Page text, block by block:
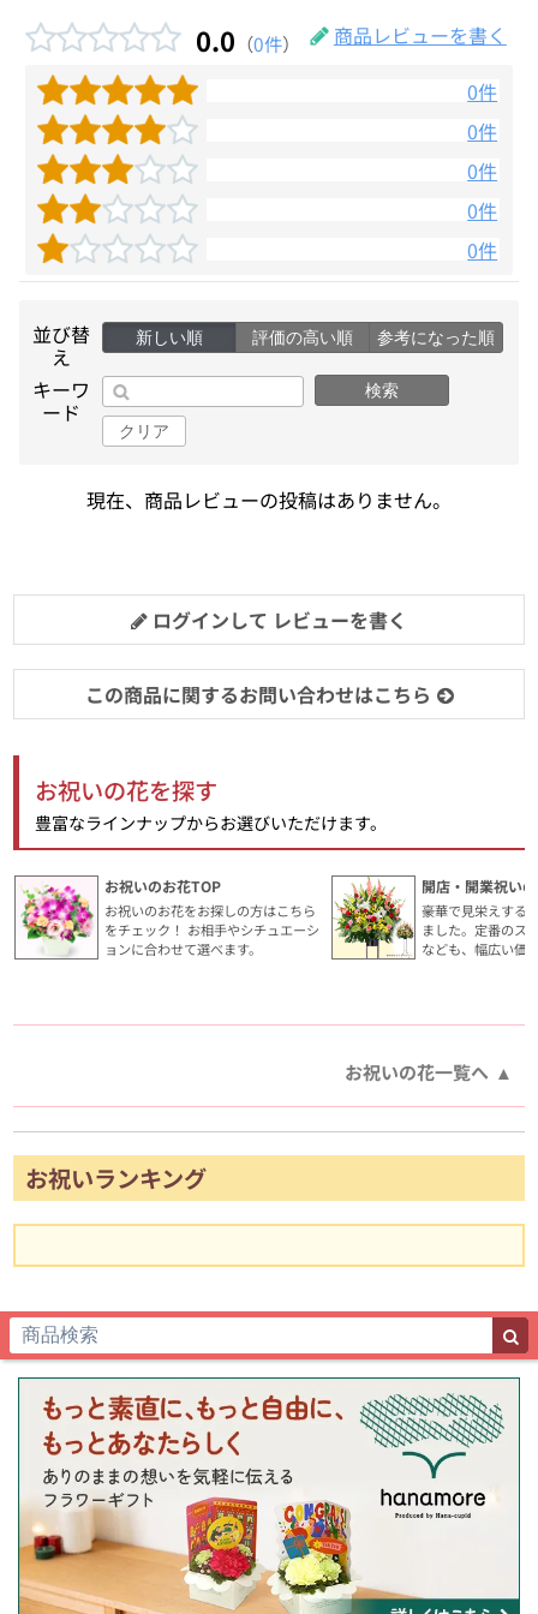
0.0 （0件）
商品レビューを書く
0件
0件
0件
0件
0件
並び替
え
新しい順 評価の高い順 参考になった順
キーワ
ード
検索
クリア
現在、商品レビューの投稿はありません。
ログインして レビューを書く
この商品に関するお問い合わせはこちら
お祝いの花を探す
豊富なラインナップからお選びいただけます。
お祝いのお花TOP
お祝いのお花をお探しの方はこちら
をチェック！ お相手やシチュエーシ
ョンに合わせて選べます。
開店・開業祝い
豪華で見栄えする
ました。定番のス
なども、幅広い価
お祝いの花一覧へ
お祝いランキング